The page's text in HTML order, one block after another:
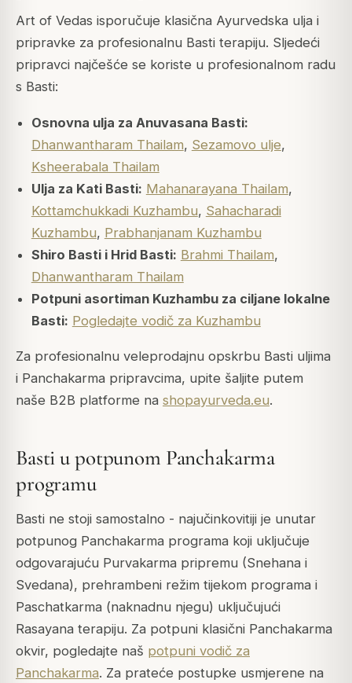
Art of Vedas isporučuje klasična Ayurvedska ulja i
pripravke za profesionalnu Basti terapiju. Sljedeći
pripravci najčešće se koriste u profesionalnom radu
s Basti:
Osnovna ulja za Anuvasana Basti:
Dhanwantharam Thailam, Sezamovo ulje,
Ksheerabala Thailam
Ulja za Kati Basti: Mahanarayana Thailam,
Kottamchukkadi Kuzhambu, Sahacharadi
Kuzhambu, Prabhanjanam Kuzhambu
Shiro Basti i Hrid Basti: Brahmi Thailam,
Dhanwantharam Thailam
Potpuni asortiman Kuzhambu za ciljane lokalne
Basti: Pogledajte vodič za Kuzhambu
Za profesionalnu veleprodajnu opskrbu Basti uljima
i Panchakarma pripravcima, upite šaljite putem
naše B2B platforme na shopayurveda.eu.
Basti u potpunom Panchakarma
programu
Basti ne stoji samostalno - najučinkovitiji je unutar
potpunog Panchakarma programa koji uključuje
odgovarajuću Purvakarma pripremu (Snehana i
Svedana), prehrambeni režim tijekom programa i
Paschatkarma (naknadnu njegu) uključujući
Rasayana terapiju. Za potpuni klasični Panchakarma
okvir, pogledajte naš potpuni vodič za
Panchakarma. Za prateće postupke usmjerene na